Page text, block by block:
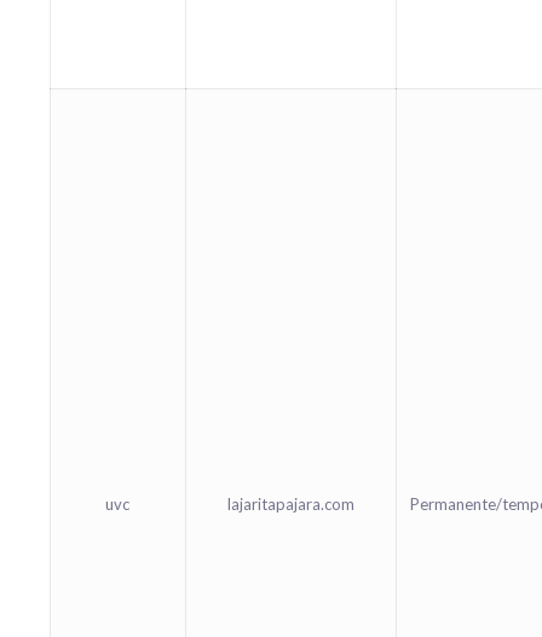
uvc lajaritapajara.com Permanente/